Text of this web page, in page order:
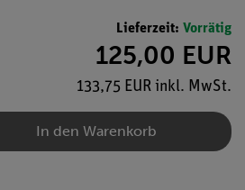
Lieferzeit: Vorrätig
125,00 EUR
133,75 EUR inkl. MwSt.
In den Warenkorb